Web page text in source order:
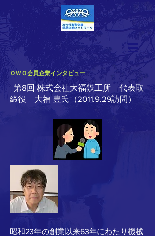
ＯＷＯ会員企業インタビュー
第8回 株式会社大福鉄工所 代表取
締役 大福 豊氏（2011.9.29訪問）
昭和23年の創業以来63年にわたり機械